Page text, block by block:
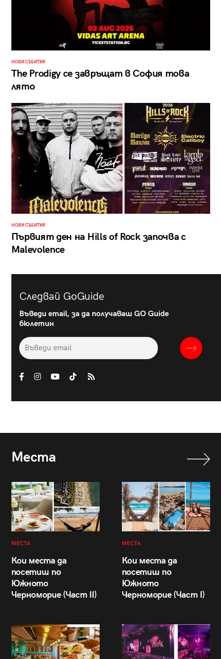
НОВИ СЪБИТИЯ
The Prodigy се завръщат в София това
лято
НОВИ СЪБИТИЯ
Първият ден на Hills of Rock започва с
Malevolence
Следвай GoGuide
Въведи email, за да получаваш GO Guide
бюлетин
Места
МЕСТА
Кои места да
посетиш по
Южното
Черноморие (Част II)
МЕСТА
Кои места да
посетиш по
Южното
Черноморие (Част I)